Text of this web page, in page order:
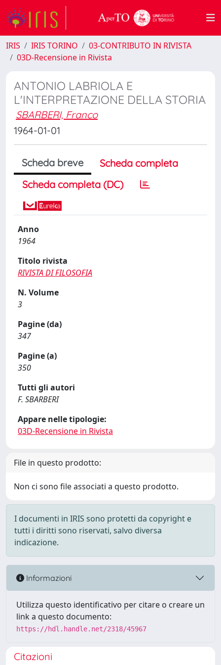
IRIS IRIS TORINO
03-CONTRIBUTO IN RIVISTA
03D-Recensione in Rivista
ANTONIO LABRIOLA E
L'INTERPRETAZIONE DELLA STORIA
SBARBERI, Franco
1964-01-01
Scheda breve
Scheda completa
Scheda completa (DC)
Anno
1964
Titolo rivista
RIVISTA DI FILOSOFIA
N. Volume
3
Pagine (da)
347
Pagine (a)
350
Tutti gli autori
F. SBARBERI
Appare nelle tipologie:
03D-Recensione in Rivista
File in questo prodotto:
Non ci sono file associati a questo prodotto.
I documenti in IRIS sono protetti da copyright e
tutti i diritti sono riservati, salvo diversa
indicazione.
Informazioni
Utilizza questo identificativo per citare o creare un
link a questo documento:
https://hdl.handle.net/2318/45967
Citazioni